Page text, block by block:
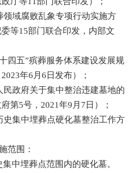
领域腐败乱象专项行动实施方
等15部门联合印发，内部文
四五”殡葬服务体系建设发展规
年6月6日发布）；
民政府关于集中整治违建墓地的
第5号，2021年9月7日）；
史集中埋葬点硬化墓整治工作方
范围：
中埋葬点范围内的硬化墓。